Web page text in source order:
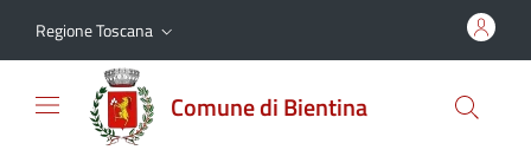
Regione Toscana
Comune di Bientina